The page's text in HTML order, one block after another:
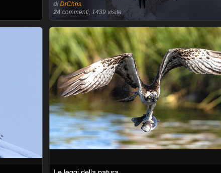
di DrChris.
24commenti, 1439 visite